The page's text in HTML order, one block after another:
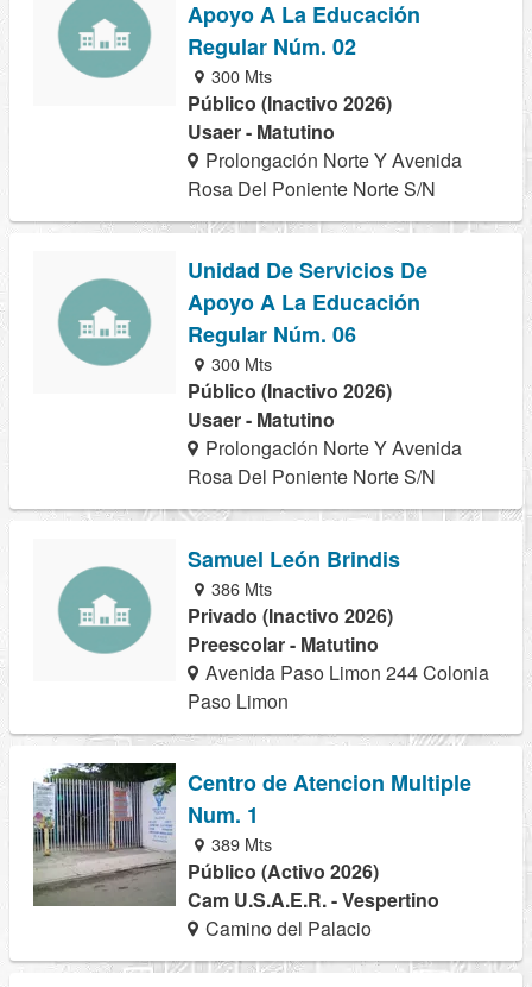
Apoyo A La Educación
Regular Núm. 02
300 Mts
Público (Inactivo 2026)
Usaer - Matutino
Prolongación Norte Y Avenida
Rosa Del Poniente Norte S/N
Unidad De Servicios De
Apoyo A La Educación
Regular Núm. 06
300 Mts
Público (Inactivo 2026)
Usaer - Matutino
Prolongación Norte Y Avenida
Rosa Del Poniente Norte S/N
Samuel León Brindis
386 Mts
Privado (Inactivo 2026)
Preescolar - Matutino
Avenida Paso Limon 244 Colonia
Paso Limon
Centro de Atencion Multiple
Num. 1
389 Mts
Público (Activo 2026)
Cam U.S.A.E.R. - Vespertino
Camino del Palacio